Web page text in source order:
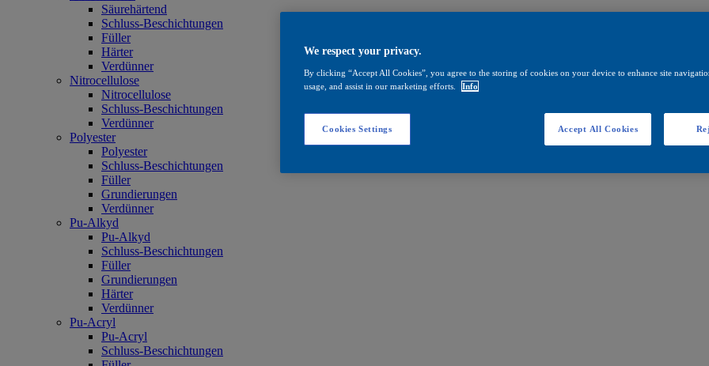
Säurehärtend
Schluss-Beschichtungen
Füller
Härter
Verdünner
Nitrocellulose
Nitrocellulose
Schluss-Beschichtungen
Verdünner
Polyester
Polyester
Schluss-Beschichtungen
Füller
Grundierungen
Verdünner
Pu-Alkyd
Pu-Alkyd
Schluss-Beschichtungen
Füller
Grundierungen
Härter
Verdünner
Pu-Acryl
Pu-Acryl
Schluss-Beschichtungen
We respect your privacy.
By clicking “Accept All Cookies”, you agree to the storing of cookies on your device to enhance site
usage, and assist in our marketing efforts.
Info
Cookies Settings Accept All Cookies